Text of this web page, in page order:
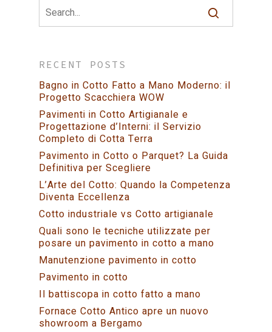
RECENT POSTS
Bagno in Cotto Fatto a Mano Moderno: il
Progetto Scacchiera WOW
Pavimenti in Cotto Artigianale e
Progettazione d’Interni: il Servizio
Completo di Cotta Terra
Pavimento in Cotto o Parquet? La Guida
Definitiva per Scegliere
L’Arte del Cotto: Quando la Competenza
Diventa Eccellenza
Cotto industriale vs Cotto artigianale
Quali sono le tecniche utilizzate per
posare un pavimento in cotto a mano
Manutenzione pavimento in cotto
Pavimento in cotto
Il battiscopa in cotto fatto a mano
Fornace Cotto Antico apre un nuovo
showroom a Bergamo